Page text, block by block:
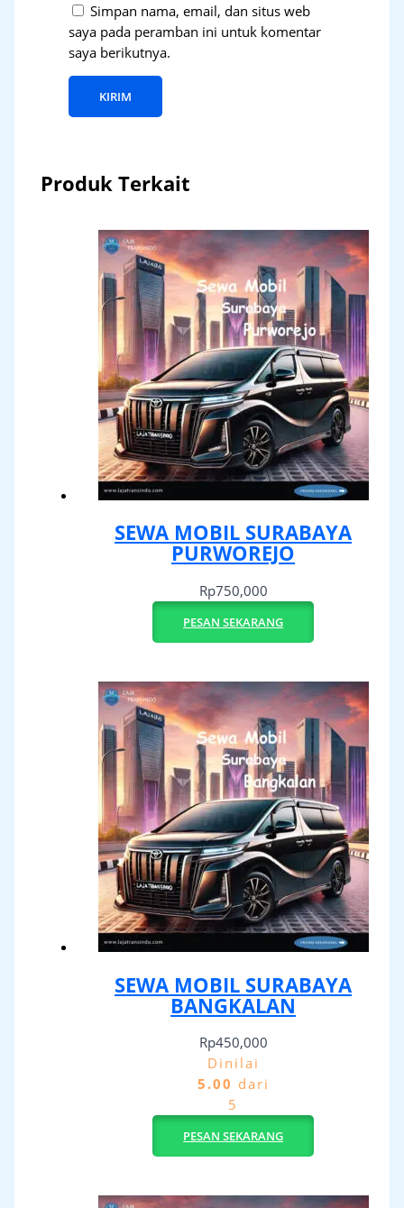
Simpan nama, email, dan situs web
saya pada peramban ini untuk komentar
saya berikutnya.
Produk Terkait
SEWA MOBIL SURABAYA
PURWOREJO
Rp750,000
PESAN SEKARANG
SEWA MOBIL SURABAYA
BANGKALAN
Rp450,000
Dinilai
5.00 dari
5
PESAN SEKARANG